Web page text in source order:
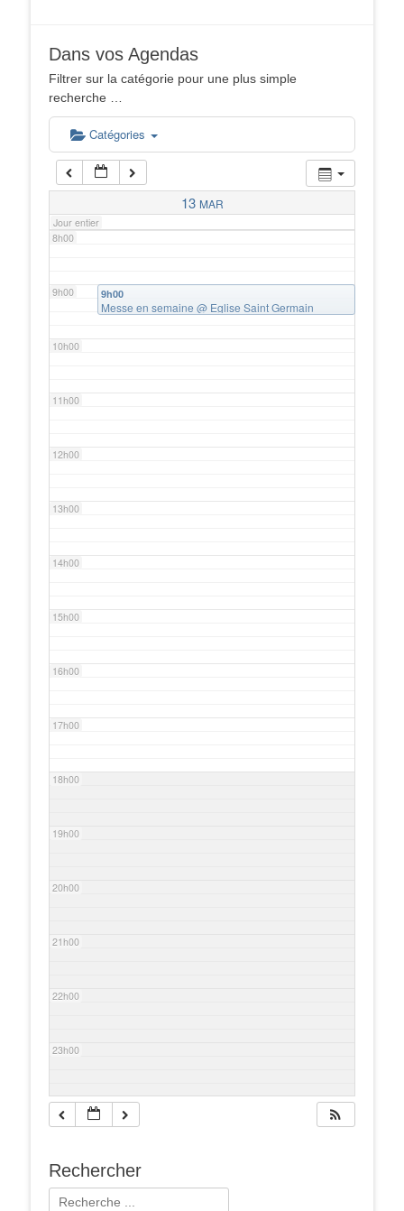
Dans vos Agendas
Filtrer sur la catégorie pour une plus simple
recherche …
Catégories
13 MAR
Jour entier
5h00
6h00
7h00
8h00
9h00
10h00
11h00
12h00
13h00
14h00
15h00
16h00
17h00
18h00
19h00
20h00
21h00
22h00
23h00
9h00
Messe en semaine @ Eglise Saint Germain
Rechercher
Rechercher :